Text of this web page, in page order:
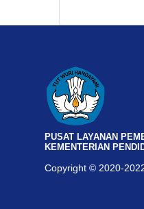
PUSAT LAYANAN
KEMENTERIAN
Copyright © 2020-